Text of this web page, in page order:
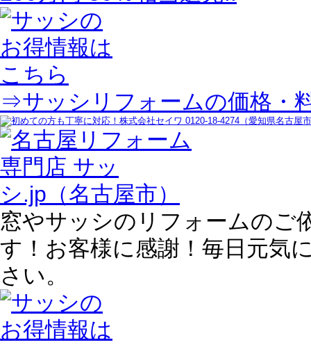
⇒サッシリフォームの価格・
窓やサッシのリフォームのご
す！お客様に感謝！毎日元気
さい。